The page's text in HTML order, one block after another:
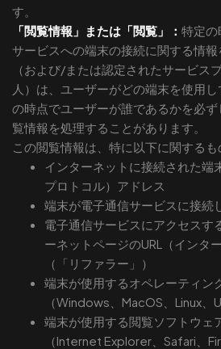
す。
「閲覧情報」または「閲覧」： 特定の
サービスへの端末の接続に関する情
（および/または認定されたサービス
人）は、ユーザーがどの端末を使用
の時点でユーザーが誰であるかを必
覧情報を処理することがあります。
この閲覧情報は、特に以下に関するも
インターネットに接続された端
プロトコル）アドレス
端末が電子通信サービスに接続
電子通信サービスにアクセスす
ーネットページのURL（インタ
（「リファラー」）
端末が使用するオペレーティン
（Windows、MacOS、Linux、
端末が使用する閲覧ソフトウェ
（Internet Explorer、Safari、